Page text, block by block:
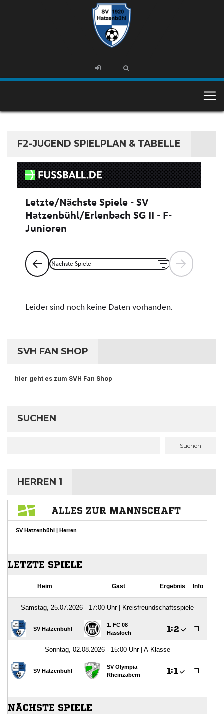
F2-JUGEND SPIELPLAN & TABELLE
SVH FAN SHOP
hier geht es zum SVH Fan Shop
SUCHEN
Suchen
HERREN 1